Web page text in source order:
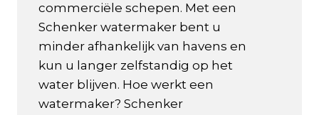
commerciële schepen. Met een
Schenker watermaker bent u
minder afhankelijk van havens en
kun u langer zelfstandig op het
water blijven. Hoe werkt een
watermaker? Schenker